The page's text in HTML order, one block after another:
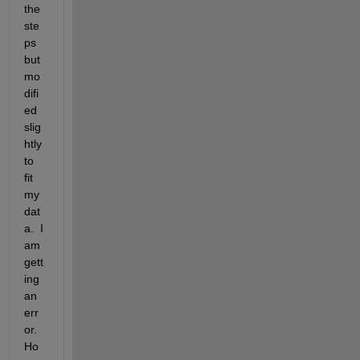
the
ste
ps
but
mo
difi
ed
slig
htly
to
fit
my
dat
a.  I
am
gett
ing
an
err
or.
Ho